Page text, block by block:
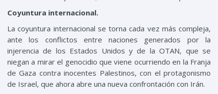
Coyuntura internacional.
La coyuntura internacional se torna cada vez más compleja,
ante los conflictos entre naciones generados por la
injerencia de los Estados Unidos y de la OTAN, que se
niegan a mirar el genocidio que viene ocurriendo en la Franja
de Gaza contra inocentes Palestinos, con el protagonismo
de Israel, que ahora abre una nueva confrontación con Irán.